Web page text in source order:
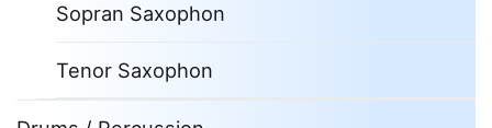
Sopran Saxophon
Tenor Saxophon